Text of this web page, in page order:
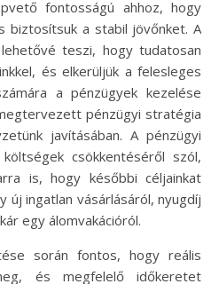
biztosítsuk a stabil jövőnket. A
teszi, hogy tudatosan
és elkerüljük a felesleges
a pénzügyek kezelése
pénzügyi stratégia
javításában. A pénzügyi
csökkentéséről szól,
is, hogy későbbi céljainkat
új ingatlan vásárlásáról, nyugdíj
egy álomvakációról.
során fontos, hogy reális
és megfelelő időkeretet